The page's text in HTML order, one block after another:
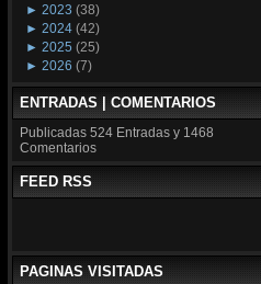
► 2023 (38)
► 2024 (42)
► 2025 (25)
► 2026 (7)
ENTRADAS | COMENTARIOS
Publicadas 524 Entradas y 1468
Comentarios
FEED RSS
PAGINAS VISITADAS